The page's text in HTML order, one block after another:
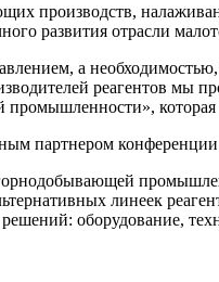
производств,
развития отрасли
а
реагентов мы
которая
партнером
линеек
оборудование,